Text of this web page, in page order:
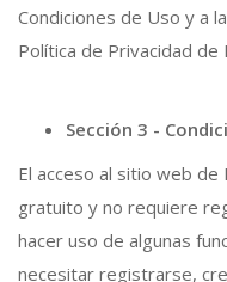
Condiciones de Uso y a
Política de Privacidad
Sección 3 -
El acceso al sitio web
gratuito y no requiere
hacer uso de algunas
necesitar registrarse,